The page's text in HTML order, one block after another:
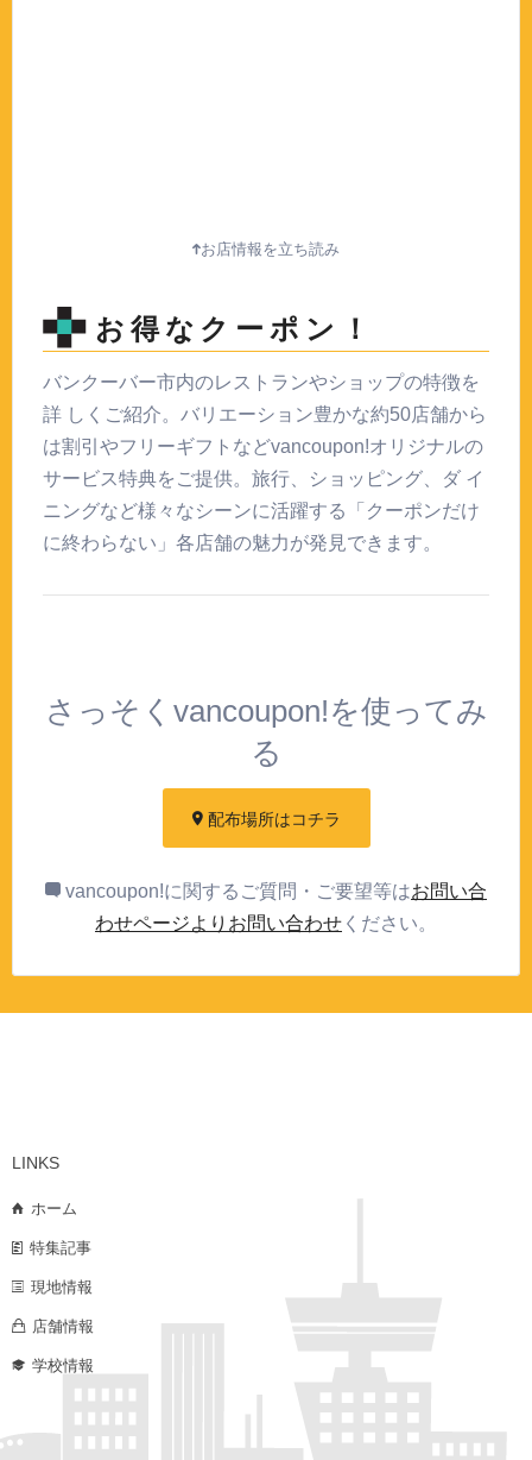
お店情報を立ち読み
お得なクーポン！
バンクーバー市内のレストランやショップの特徴を
詳 しくご紹介。バリエーション豊かな約50店舗から
は割引やフリーギフトなどvancoupon!オリジナルの
サービス特典をご提供。旅行、ショッピング、ダ イ
ニングなど様々なシーンに活躍する「クーポンだけ
に終わらない」各店舗の魅力が発見できます。
さっそくvancoupon!を使ってみ
る
配布場所はコチラ
vancoupon!に関するご質問・ご要望等はお問い合
わせページよりお問い合わせ ください。
LINKS
ホーム
特集記事
現地情報
店舗情報
学校情報